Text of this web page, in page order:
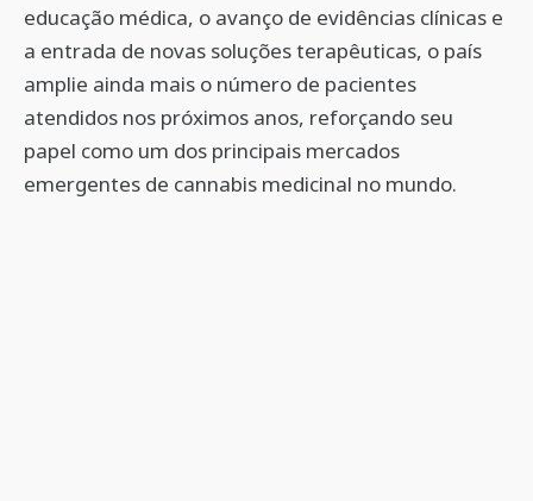
educação médica, o avanço de evidências clínicas e
a entrada de novas soluções terapêuticas, o país
amplie ainda mais o número de pacientes
atendidos nos próximos anos, reforçando seu
papel como um dos principais mercados
emergentes de cannabis medicinal no mundo.